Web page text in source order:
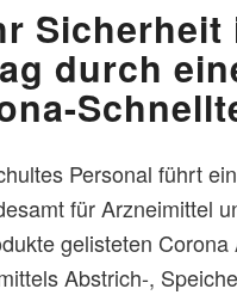
Sicherheit
durch
Personal führt
für Arzneimittel
gelisteten Corona
Abstrich-,